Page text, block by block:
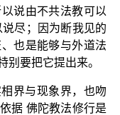
说由不共法教可以
尽；因为断我见的
也是能够与外道法
别要把它提出来。
界与现象界，也吻
据 佛陀教法修行是